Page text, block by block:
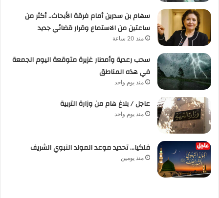
سهام بن سدرين أمام فرقة الأبحاث.. أكثر من
ساعتين من الاستماع وقرار قضائي جديد
منذ 20 ساعة
سحب رعدية وأمطار غزيرة متوقعة اليوم الجمعة
في هذه المناطق
منذ يوم واحد
عاجل / بلاغ هام من وزارة التربية
منذ يوم واحد
فلكيا… تحديد موعد المولد النبوي الشريف
منذ يومين